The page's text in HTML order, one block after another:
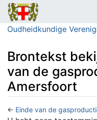
Oudheidkundige
Brontekst
van de
Amersfoort
← Einde van de